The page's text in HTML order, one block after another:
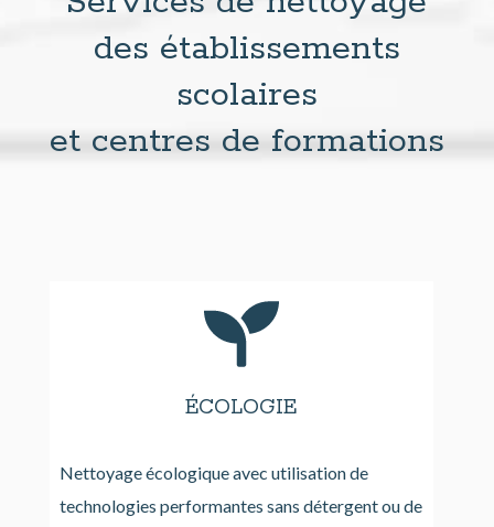
des établissements
scolaires
et centres de formations
ÉCOLOGIE
Nettoyage écologique avec utilisation de
technologies performantes sans détergent ou de